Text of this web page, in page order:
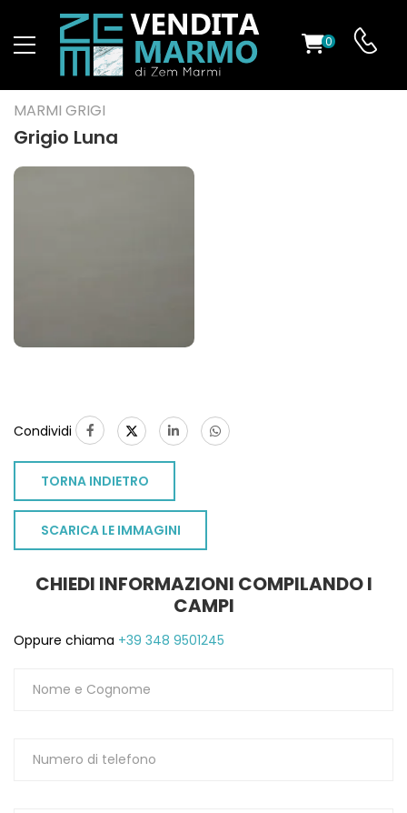
0
MARMI GRIGI
Grigio Luna
Condividi
TORNA INDIETRO
SCARICA LE IMMAGINI
CHIEDI INFORMAZIONI COMPILANDO I
CAMPI
Oppure chiama +39 348 9501245